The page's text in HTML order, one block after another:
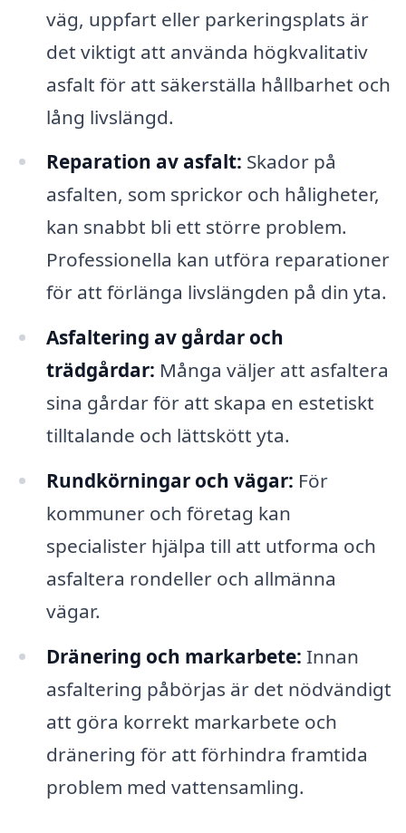
väg, uppfart eller parkeringsplats är
det viktigt att använda högkvalitativ
asfalt för att säkerställa hållbarhet och
lång livslängd.
Reparation av asfalt: Skador på
asfalten, som sprickor och håligheter,
kan snabbt bli ett större problem.
Professionella kan utföra reparationer
för att förlänga livslängden på din yta.
Asfaltering av gårdar och
trädgårdar: Många väljer att asfaltera
sina gårdar för att skapa en estetiskt
tilltalande och lättskött yta.
Rundkörningar och vägar: För
kommuner och företag kan
specialister hjälpa till att utforma och
asfaltera rondeller och allmänna
vägar.
Dränering och markarbete: Innan
asfaltering påbörjas är det nödvändigt
att göra korrekt markarbete och
dränering för att förhindra framtida
problem med vattensamling.